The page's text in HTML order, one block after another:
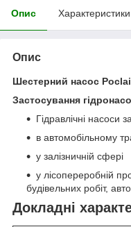
Опис Характеристики
Опис
Шестерний насос
Застосування
Гідравлічні насоси
в автомобільному
у залізничній сфері
у лісопереробній
будівельних робіт,
Докладні